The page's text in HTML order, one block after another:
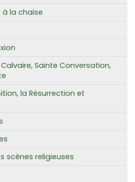
à la chaise
Sainte Conversation,
la Résurrection et
scènes religieuses